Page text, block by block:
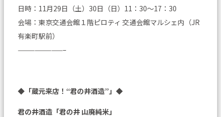
日時：11月29日（土）30日（日）11：30～17：30
会場：東京交通会館１階ピロティ 交通会館マルシェ内（JR
有楽町駅前）
————————–
◆「蔵元来店！“君の井酒造”」◆
君の井酒造「君の井 山廃純米」